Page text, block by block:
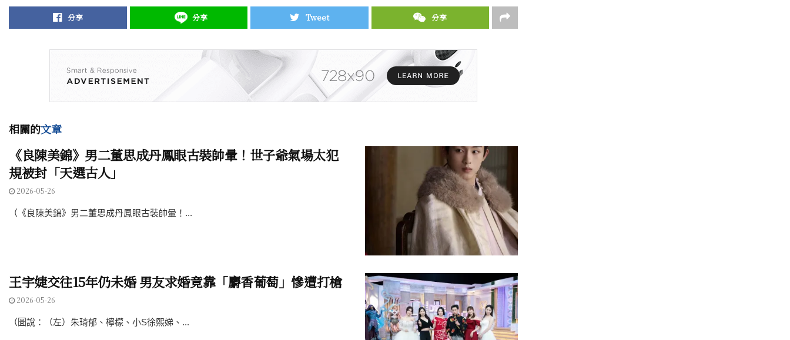
分享 分享 Tweet 分享
相關的文章
《良陳美錦》男二董思成丹鳳眼古裝帥暈！世子爺氣場太犯
規被封「天選古人」
2026-05-26
（《良陳美錦》男二董思成丹鳳眼古裝帥暈！...
王宇婕交往15年仍未婚 男友求婚竟靠「麝香葡萄」慘遭打槍
2026-05-26
（圖說：（左）朱琦郁、檸檬、小S徐熙娣、...